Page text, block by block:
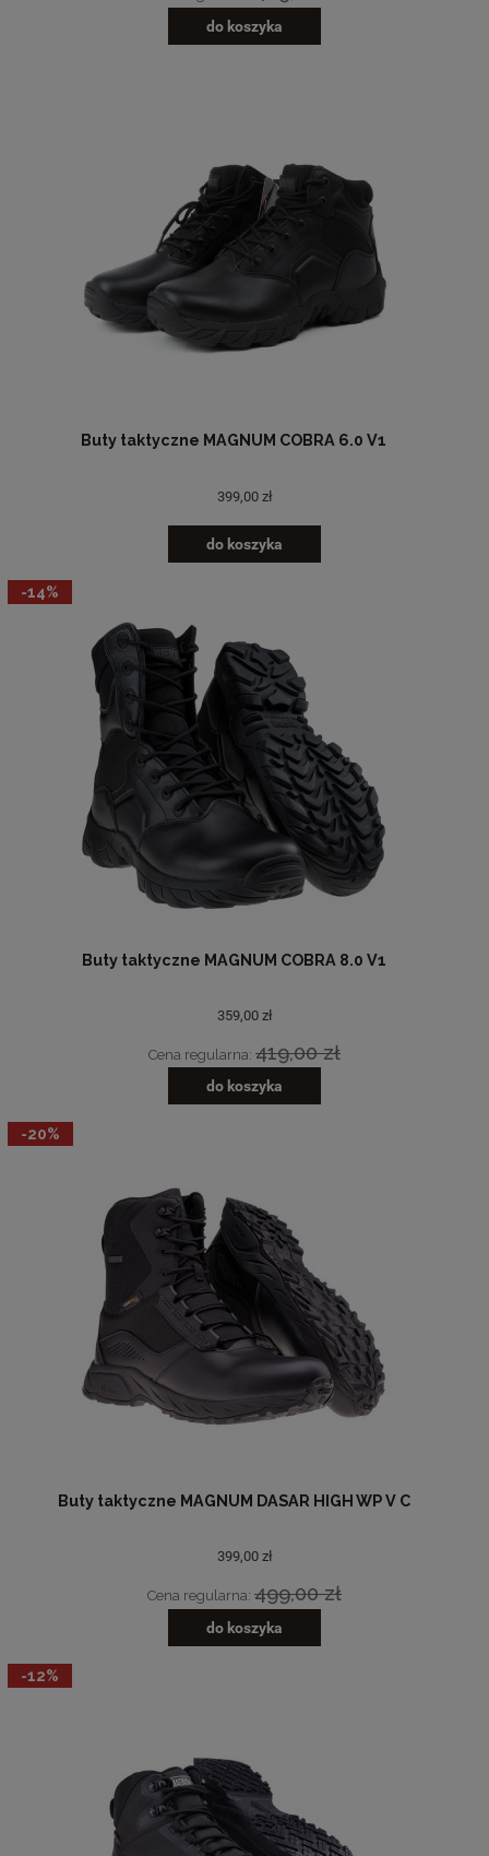
do koszyka
Buty taktyczne MAGNUM COBRA 6.0 V1
399,00 zł
do koszyka
Buty taktyczne MAGNUM COBRA 8.0 V1
359,00 zł
Cena regularna: 419,00 zł
do koszyka
-14%
Buty taktyczne MAGNUM DASAR HIGH WP V C
399,00 zł
Cena regularna: 499,00 zł
do koszyka
-20%
-12%